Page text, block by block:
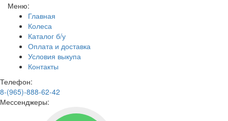
Меню:
Главная
Колеса
Каталог б/у
Оплата и доставка
Условия выкупа
Контакты
Телефон:
8-(965)-888-62-42
Мессенджеры: